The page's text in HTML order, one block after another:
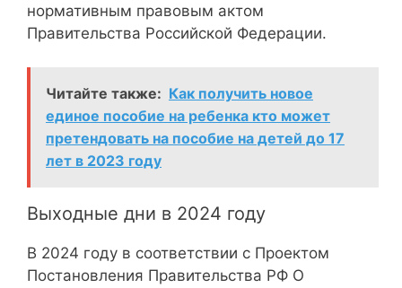
нормативным правовым актом
Правительства Российской Федерации.
Читайте также: Как получить новое
единое пособие на ребенка кто может
претендовать на пособие на детей до 17
лет в 2023 году
Выходные дни в 2024 году
В 2024 году в соответствии с Проектом
Постановления Правительства РФ О